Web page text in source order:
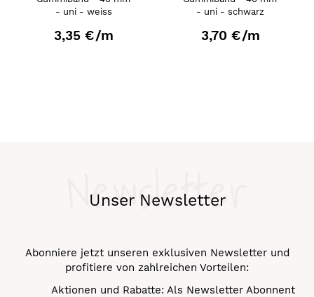
- uni - weiss
3,35 €/m
- uni - schwarz
3,70 €/m
Unser Newsletter
Newsletter
Abonniere jetzt unseren exklusiven Newsletter und
profitiere von zahlreichen Vorteilen:
Aktionen und Rabatte: Als Newsletter Abonnent